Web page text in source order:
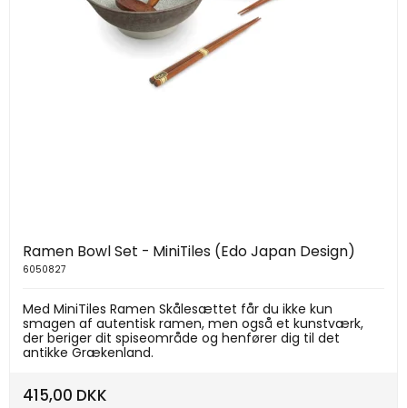
Ramen Bowl Set - MiniTiles (Edo Japan Design)
6050827
Med MiniTiles Ramen Skålesættet får du ikke kun
smagen af autentisk ramen, men også et kunstværk,
der beriger dit spiseområde og henfører dig til det
antikke Grækenland.
415,00 DKK